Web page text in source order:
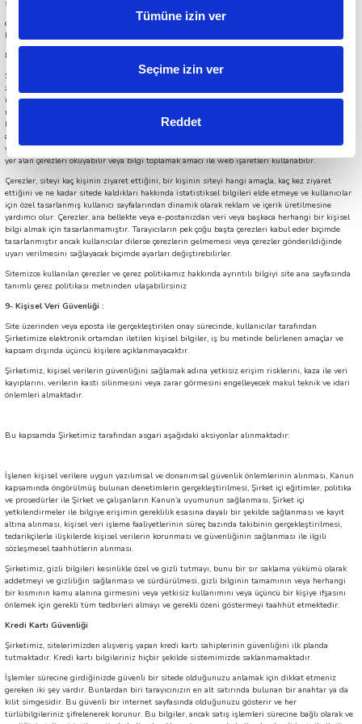
Tümüne izin ver
Seçime izin ver
Reddet
soruşturmanın yürütümü amacıyla kullanıcılarla ilgili bilgi talep edilmesi;
d)
Kullanıcıların hakları veya güvenliklerini korumak için bilgi vermenin gerekli olduğu
hallerdir.
8-Çerez ( Cookie ) Politikası :
Sitemiz; online davranışsal reklamcılık ve pazarlama yapılabilmesi amacıyla siteye gelen
ziyaretçilerin üye olmasalar dahi sitedeki davranışlarını tarayıcıda bulunan bir cookie (çerez) ile
ilişkilendirme ve görüntülenen sayfa sayısı, ziyaret süresi ve hedef tamamlama sayısı gibi
metrikleri temel alan yeniden pazarlama listeleri tanımlama hakkını haizdir. Daha sonra bu
kullanıcıya sitede ya da Görüntülü Reklam Ağı’ndaki diğer sitelerde, kullanıcıların ilgi
alanlarına göre hedefe yönelik reklam içeriği gösterilebilir. Google AFS reklamlarının Sitemize
yönlendirilmesi esnasında Google kullanıcıların tarayıcısına çerez yerleştirebilir veya bunlarda
yer alan çerezleri okuyabilir veya bilgi toplamak amacı ile web işaretleri kullanabilir.
Çerezler, siteyi kaç kişinin ziyaret ettiğini, bir kişinin siteyi hangi amaçla, kaç kez ziyaret
ettiğini ve ne kadar sitede kaldıkları hakkında istatistiksel bilgileri elde etmeye ve kullanıcılar
için özel tasarlanmış kullanıcı sayfalarından dinamik olarak reklam ve içerik üretilmesine
yardımcı olur. Çerezler, ana bellekte veya e-postanızdan veri veya başkaca herhangi bir kişisel
bilgi almak için tasarlanmamıştır. Tarayıcıların pek çoğu başta çerezleri kabul eder biçimde
tasarlanmıştır ancak kullanıcılar dilerse çerezlerin gelmemesi veya çerezler gönderildiğinde
uyarı verilmesini sağlayacak biçimde ayarları değiştirebilirler.
Sitemizce kullanılan çerezler ve çerez politikamız hakkında ayrıntılı bilgiyi site ana sayfasında
tanımlı çerez politikası metninden ulaşabilirsiniz
9- Kişisel Veri Güvenliği :
Site üzerinden veya eposta ile gerçekleştirilen onay sürecinde, kullanıcılar tarafından
Şirketimize elektronik ortamdan iletilen kişisel bilgiler, iş bu metinde belirlenen amaçlar ve
kapsam dışında üçüncü kişilere açıklanmayacaktır.
Şirketimiz, kişisel verilerin güvenliğini sağlamak adına yetkisiz erişim risklerini, kaza ile veri
kayıplarını, verilerin kasti silinmesini veya zarar görmesini engelleyecek makul teknik ve idari
önlemleri almaktadır.
Bu kapsamda Şirketimiz tarafından asgari aşağıdaki aksiyonlar alınmaktadır:
İşlenen kişisel verilere uygun yazılımsal ve donanımsal güvenlik önlemlerinin alınması, Kanun
kapsamında öngörülmüş bulunan denetimlerin gerçekleştirilmesi, Şirket içi eğitimler, politika
ve prosedürler ile Şirket ve çalışanların Kanun’a uyumunun sağlanması, Şirket içi
yetkilendirmeler ile bilgiye erişimin gereklilik esasına dayalı bir şekilde sağlanması ve kayıt
altına alınması, kişisel veri işleme faaliyetlerinin süreç bazında takibinin gerçekleştirilmesi,
tedarikçilerle ilişkilerde kişisel verilerin korunması ve güvenliğinin sağlanması ile ilgili
sözleşmesel taahhütlerin alınması.
Şirketimiz, gizli bilgileri kesinlikle özel ve gizli tutmayı, bunu bir sır saklama yükümü olarak
addetmeyi ve gizliliğin sağlanması ve sürdürülmesi, gizli bilginin tamamının veya herhangi
bir kısmının kamu alanına girmesini veya yetkisiz kullanımını veya üçüncü bir kişiye ifşasını
önlemek için gerekli tüm tedbirleri almayı ve gerekli özeni göstermeyi taahhüt etmektedir.
Kredi Kartı Güvenliği
Şirketimiz, sitelerimizden alışveriş yapan kredi kartı sahiplerinin güvenliğini ilk planda
tutmaktadır. Kredi kartı bilgileriniz hiçbir şekilde sistemimizde saklanmamaktadır.
İşlemler sürecine girdiğinizde güvenli bir sitede olduğunuzu anlamak için dikkat etmeniz
gereken iki şey vardır. Bunlardan biri tarayıcınızın en alt satırında bulunan bir anahtar ya da
kilit simgesidir. Bu güvenli bir internet sayfasında olduğunuzu gösterir ve her
türlübilgileriniz şifrelenerek korunur. Bu bilgiler, ancak satış işlemleri sürecine bağlı olarak ve